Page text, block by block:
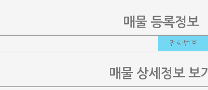
매물 등록정보
전화번호
매물 상세정보 보기